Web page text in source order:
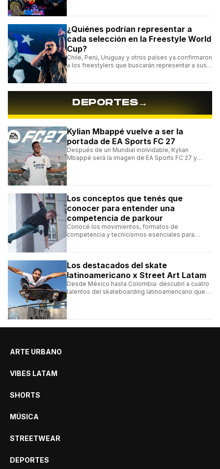
¿Quiénes podrían representar a
cada selección en la Freestyle World
Cup?
Chile, Perú, Uruguay y otros países ya confirmaron
a los freestylers que buscarán representar a sus
DEPORTES→
Kylian Mbappé vuelve a ser la
portada de EA Sports FC 27
Después de un Mundial inolvidable, Kylian
Mbappé será la imagen de EA Sports FC 27 y
Los conceptos que tenés que
conocer para entender una
competencia de parkour
Conocé los movimientos, formatos de
competencia y tecnicismos esenciales para
Los destacados del skate
latinoamericano x Street Art Latam
Desde México hasta Colombia: descubrí a cuatro
talentos del skateboarding latinoamericano que
ARTE URBANO
VIBES LATAM
SHORTS
MÚSICA
STREETWEAR
DEPORTES